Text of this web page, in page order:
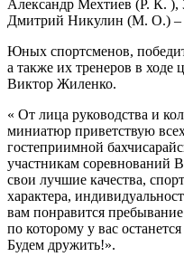
Александр Мехтиев (Р. К. ),
Дмитрий Никулин (М. О.) –
Юных спортсменов,
а также их тренеров в ходе
Виктор Жиленко.
« От лица руководства и
миниатюр приветствую
гостеприимной
участникам соревнований
свои лучшие качества,
характера,
вам понравится
по которому у вас
Будем дружить!».